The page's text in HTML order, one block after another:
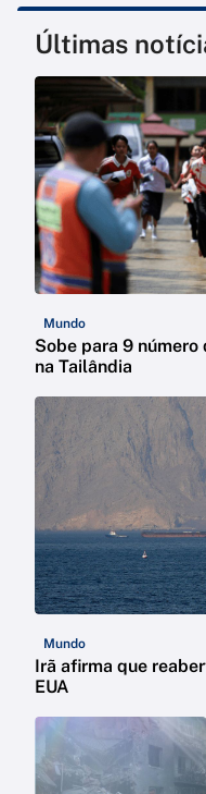
Últimas
Mundo
Sobe para 9 número
na Tailândia
Mundo
Irã afirma que
EUA